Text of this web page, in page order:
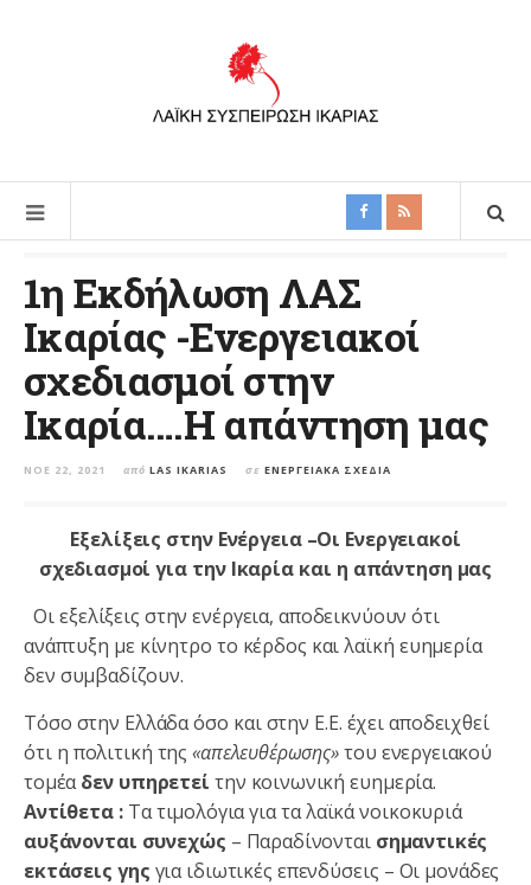
1η Εκδήλωση ΛΑΣ
Ικαρίας -Ενεργειακοί
σχεδιασμοί στην
Ικαρία….Η απάντηση μας
ΝΟΈ 22, 2021 από LAS IKARIAS σε ΕΝΕΡΓΕΙΑΚΆ ΣΧΈΔΙΑ
Εξελίξεις στην Ενέργεια –Οι Ενεργειακοί
σχεδιασμοί για την Ικαρία και η απάντηση μας
Οι εξελίξεις στην ενέργεια, αποδεικνύουν ότι
ανάπτυξη με κίνητρο το κέρδος και λαϊκή ευημερία
δεν συμβαδίζουν.
Τόσο στην Ελλάδα όσο και στην Ε.Ε. έχει αποδειχθεί
ότι η πολιτική της«απελευθέρωσης»του ενεργειακού
τομέαδεν υπηρετεί την κοινωνική ευημερία.
Αντίθετα : Τα τιμολόγια για τα λαϊκά νοικοκυριά
αυξάνονται συνεχώς – Παραδίνονται σημαντικές
εκτάσεις γης για ιδιωτικές επενδύσεις – Οι μονάδες